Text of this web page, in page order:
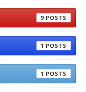
9
1
1